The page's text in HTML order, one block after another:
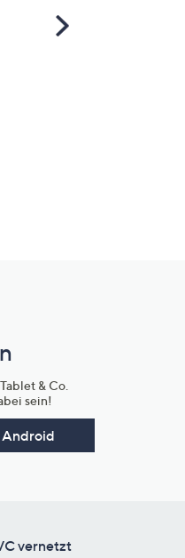
Scroll
& Co.
sein!
Android
vernetzt